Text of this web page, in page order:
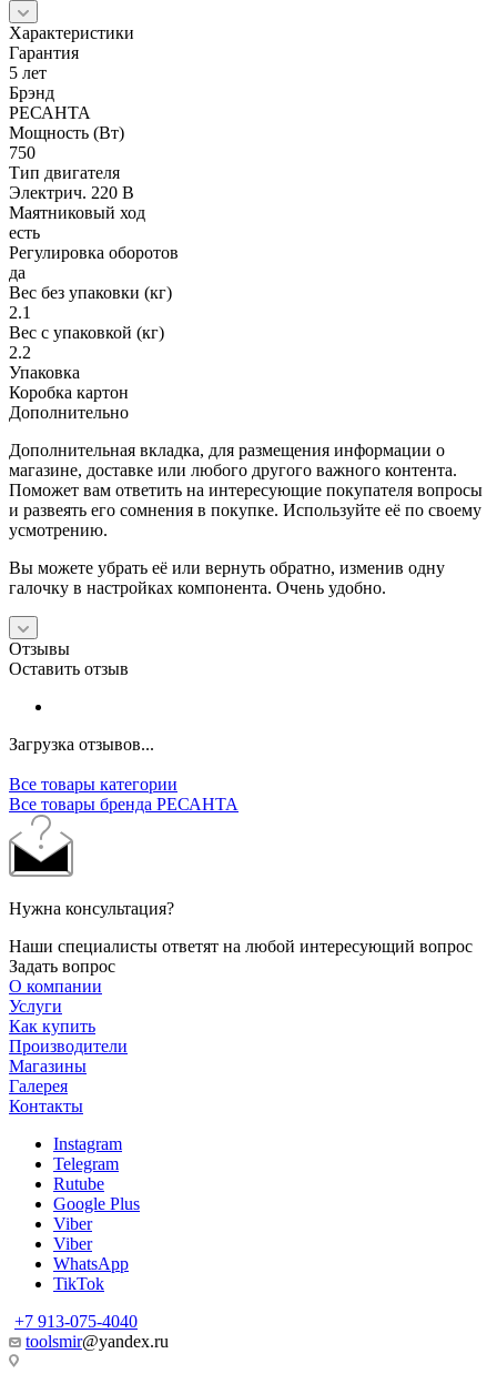
Характеристики
Гарантия
5 лет
Брэнд
РЕСАНТА
Мощность (Вт)
750
Тип двигателя
Электрич. 220 В
Маятниковый ход
есть
Регулировка оборотов
да
Вес без упаковки (кг)
2.1
Вес с упаковкой (кг)
2.2
Упаковка
Коробка картон
Дополнительно
Дополнительная вкладка, для размещения информации о
магазине, доставке или любого другого важного контента.
Поможет вам ответить на интересующие покупателя вопросы
и развеять его сомнения в покупке. Используйте её по своему
усмотрению.
Вы можете убрать её или вернуть обратно, изменив одну
галочку в настройках компонента. Очень удобно.
Отзывы
Оставить отзыв
Загрузка отзывов...
Все товары категории
Все товары бренда РЕСАНТА
Нужна консультация?
Наши специалисты ответят на любой интересующий вопрос
Задать вопрос
О компании
Услуги
Как купить
Производители
Магазины
Галерея
Контакты
Instagram
Telegram
Rutube
Google Plus
Viber
Viber
WhatsApp
TikTok
+7 913-075-4040
toolsmir@yandex.ru